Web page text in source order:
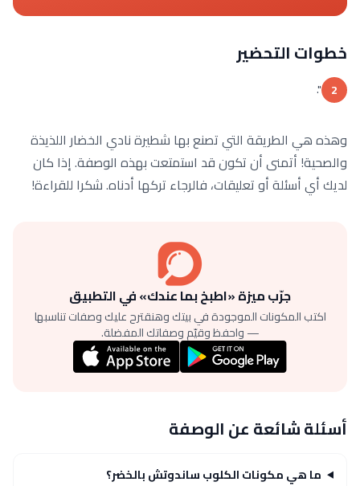
خطوات التحضير
2
".
وهذه هي الطريقة التي تصنع بها شطيرة نادي الخضار اللذيذة
والصحية! أتمنى أن تكون قد استمتعت بهذه الوصفة. إذا كان
لديك أي أسئلة أو تعليقات، فالرجاء تركها أدناه. شكرا للقراءة!
جرّب ميزة «اطبخ بما عندك» في التطبيق
اكتب المكونات الموجودة في بيتك وهنقترح عليك وصفات تناسبها
— واحفظ وقيّم وصفاتك المفضلة.
أسئلة شائعة عن الوصفة
ما هي مكونات الكلوب ساندوتش بالخضر؟